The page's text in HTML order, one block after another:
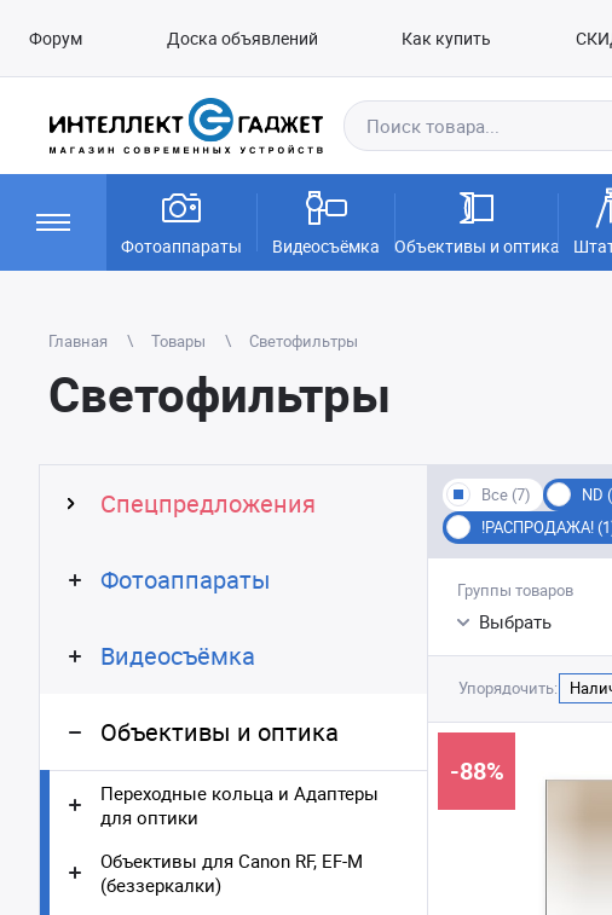
Форум Доска объявлений Как купить
Фотоаппараты Видеосъёмка Объективы и оптика
Главная Товары Светофильтры
Светофильтры
Спецпредложения
Фотоаппараты
Видеосъёмка
Объективы и оптика
Переходные кольца и Адаптеры
для оптики
Объективы для Canon RF, EF-M
(беззеркалки)
Все (7) ND
!РАСПРОДАЖА!
Группы товаров
Выбрать
Упорядочить:
-88%